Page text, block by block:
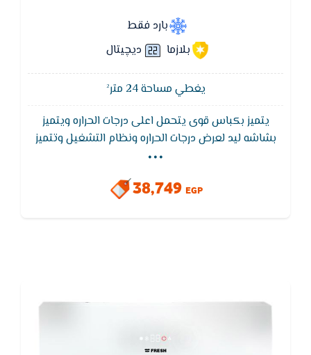
بارد فقط
بلازما
ديچيتال
يغطي مساحة 24 متر²
يتميز بكباس قوى يتحمل اعلى درجات الحراره ويتميز
بشاشه ليد لعرض درجات الحراره ونظام التشغيل وتتميز
تكييف فريش سمارت ايضا بفلاتر لتنقية الهواء من الاتربة
والروائح الكريهه للحفاظ على الهواء نقى وصحى,ويتميز
بضمان 5 سنوات ضد عيوب الصناعة.
...
38,749 EGP